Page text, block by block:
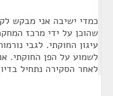
כמדי ישיבה אני מבקש
שהוכן על ידי מרכז
עיגון החוקתי. לגבי
לשמוע על הפן החוקתי.
לאחר הסקירה נתחיל